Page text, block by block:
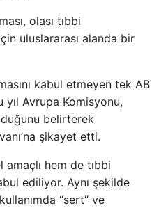
olası tıbbi
için uluslararası alanda bir
kabul etmeyen tek AB
Avrupa Komisyonu,
belirterek
şikayet etti.
amaçlı hem de tıbbi
ediliyor. Aynı şekilde
“sert” ve